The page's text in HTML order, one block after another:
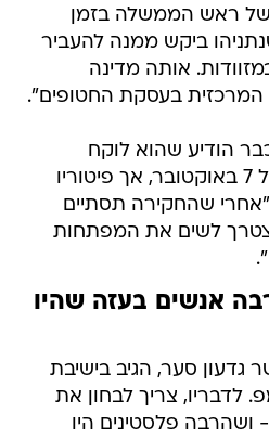
של ראש הממשלה בזמן
ביקש ממנה להעביר
אותה מדינה
המרכזית בעסקת החטופים".
הודיע שהוא לוקח
אחריות על חלקו במחדל 7 באוקטובר, אך פיטוריו
שהחקירה תסתיים
לשים את המפתחות
אנשים בעזה שהיו
גדעון סער, הגיב בישיבת
לדבריו, צריך לבחון את
ושהרבה פלסטינים היו